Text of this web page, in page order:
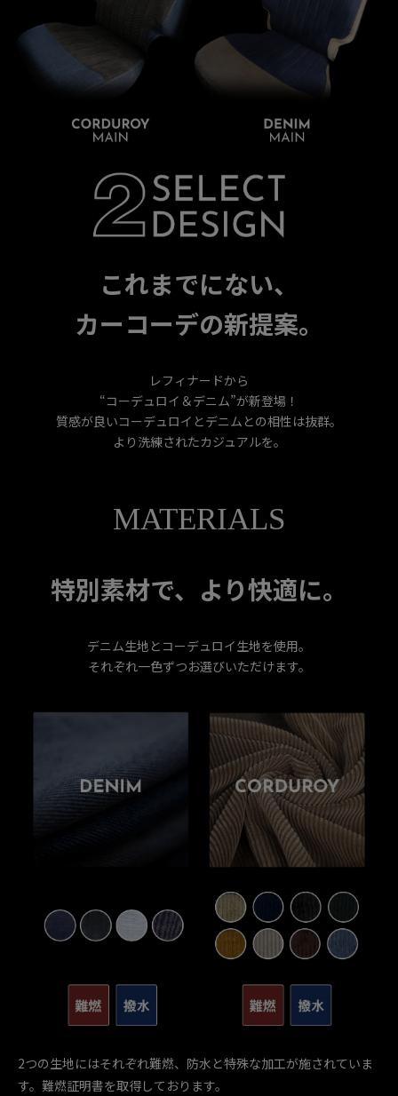
これまでにない、
カーコーデの新提案。
レフィナードから
“コーデュロイ＆デニム”が新登場！
質感が良いコーデュロイとデニムとの相性は抜群。
より洗練されたカジュアルを。
MATERIALS
特別素材で、より快適に。
デニム生地とコーデュロイ生地を使用。
それぞれ一色ずつお選びいただけます。
2つの生地にはそれぞれ難燃、防水と特殊な加工が施されていま
す。難燃証明書を取得しております。